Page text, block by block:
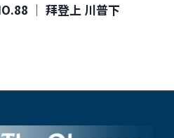
│ 拜登上 川普下